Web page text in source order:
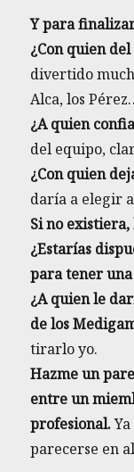
Y para
¿Con quien
divertido
Alca, los
¿A quien
del equipo,
¿Con quien
daría a elegir
Si no
¿Estarías
para tener una
¿A quien le
de los
tirarlo yo.
Hazme un
entre un
profesional.
parecerse en